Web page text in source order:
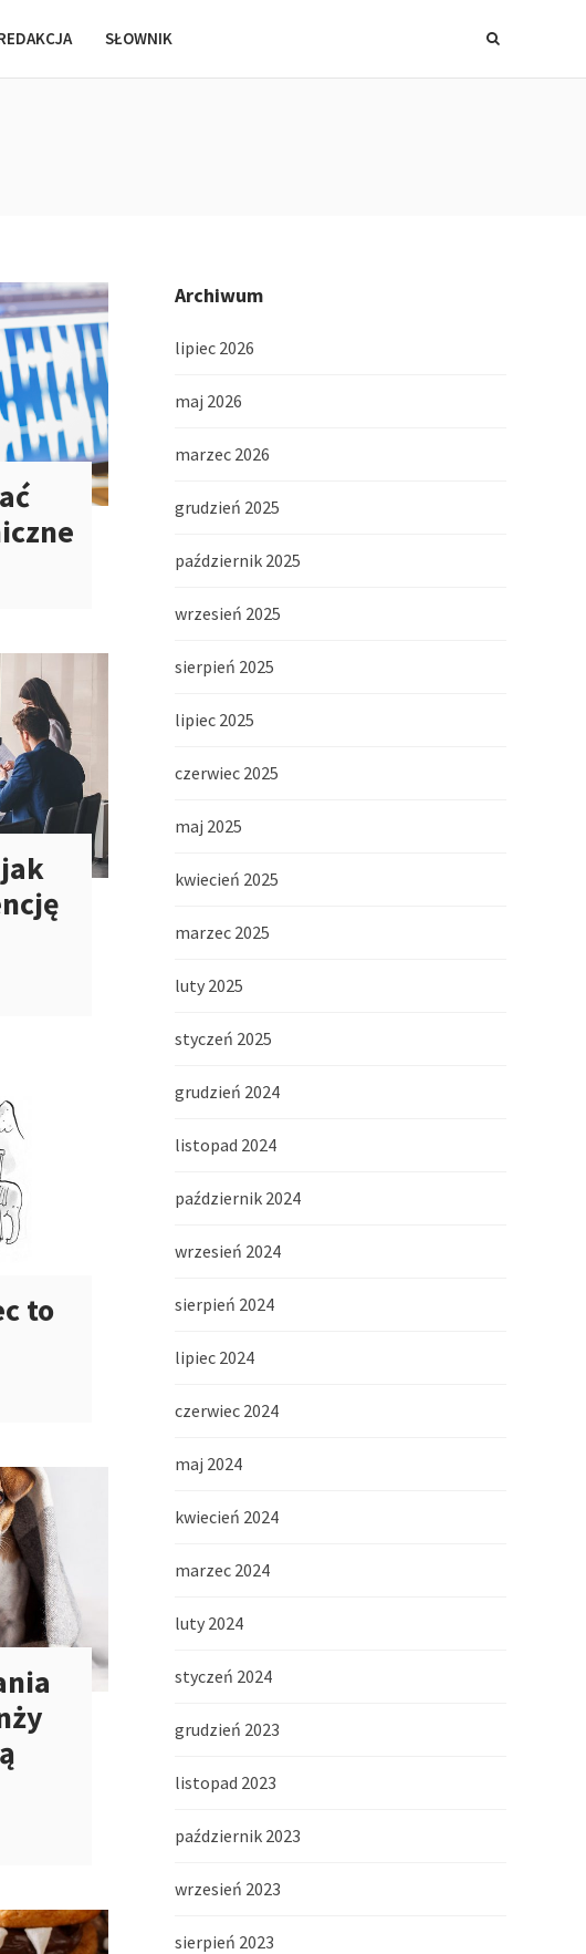
SŁOWNIK
to
Archiwum
lipiec 2026
maj 2026
marzec 2026
grudzień 2025
październik 2025
wrzesień 2025
sierpień 2025
lipiec 2025
czerwiec 2025
maj 2025
kwiecień 2025
marzec 2025
luty 2025
styczeń 2025
grudzień 2024
listopad 2024
październik 2024
wrzesień 2024
sierpień 2024
lipiec 2024
czerwiec 2024
maj 2024
kwiecień 2024
marzec 2024
luty 2024
styczeń 2024
grudzień 2023
listopad 2023
październik 2023
wrzesień 2023
sierpień 2023